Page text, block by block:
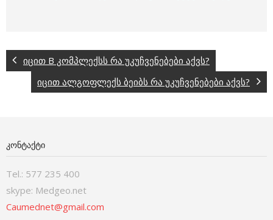
იცით B კომპლექსს რა უკუჩვენებები აქვს?
იცით ალგოფლექს ბეიბს რა უკუჩვენებები აქვს?
ᲙᲝᲜᲢᲐᲥᲢᲘ
Tel.: 577 235 400
skype: Medgeo.net
Caumednet@gmail.com